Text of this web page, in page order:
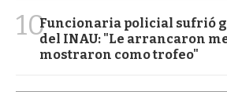
10Funcionaria policial sufrió
del INAU: "Le arrancaron
mostraron como trofeo"